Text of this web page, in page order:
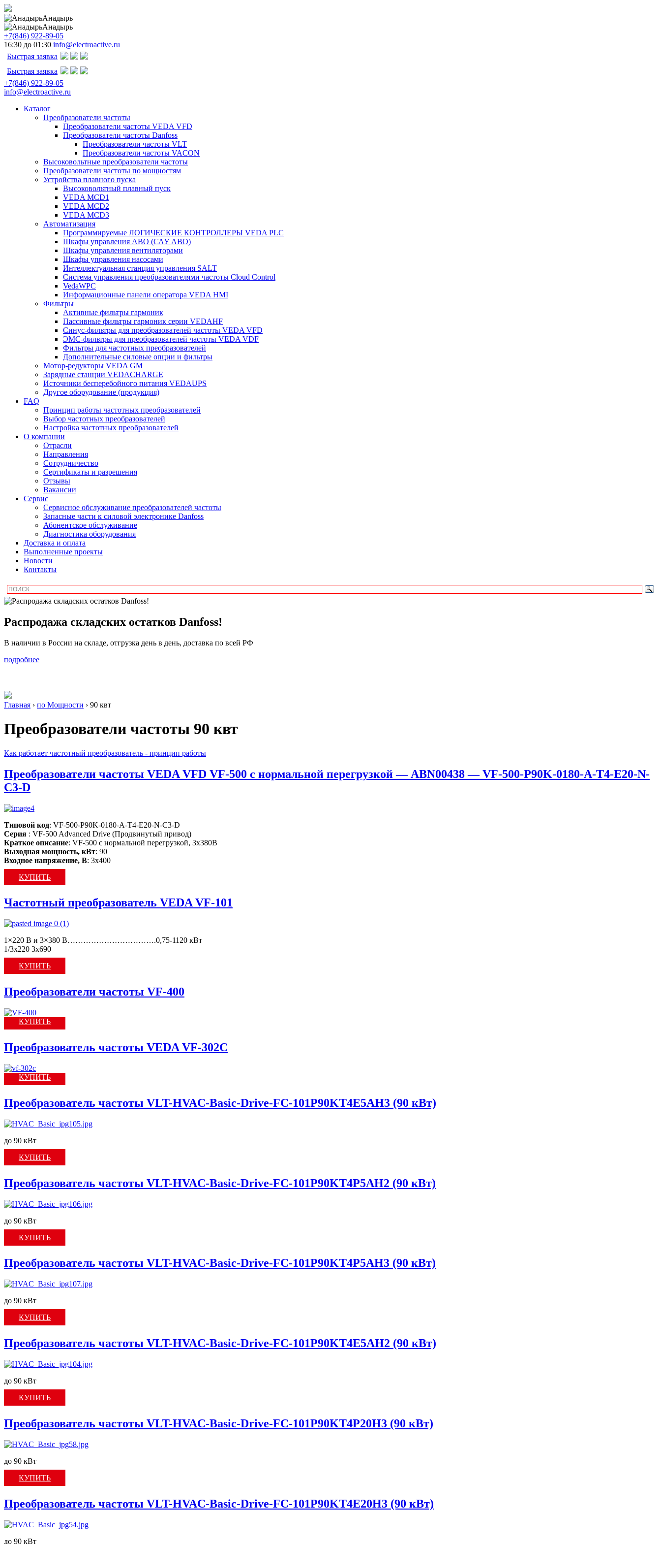
Анадырь
Анадырь
+7(846) 922-89-05
16:30 до 01:30 info@electroactive.ru
Быстрая заявка
Быстрая заявка
+7(846) 922-89-05
info@electroactive.ru
Каталог
Преобразователи частоты
Преобразователи частоты VEDA VFD
Преобразователи частоты Danfoss
Преобразователи частоты VLT
Преобразователи частоты VACON
Высоковольтные преобразователи частоты
Преобразователи частоты по мощностям
Устройства плавного пуска
Высоковольтный плавный пуск
VEDA MCD1
VEDA MCD2
VEDA MCD3
Автоматизация
Программируемые ЛОГИЧЕСКИЕ КОНТРОЛЛЕРЫ VEDA PLC
Шкафы управления АВО (САУ АВО)
Шкафы управления вентиляторами
Шкафы управления насосами
Интеллектуальная станция управления SALT
Система управления преобразователями частоты Cloud Control
VedaWPC
Информационные панели оператора VEDA HMI
Фильтры
Активные фильтры гармоник
Пассивные фильтры гармоник серии VEDAHF
Синус-фильтры для преобразователей частоты VEDA VFD
ЭМС-фильтры для преобразователей частоты VEDA VDF
Фильтры для частотных преобразователей
Дополнительные силовые опции и фильтры
Мотор-редукторы VEDA GM
Зарядные станции VEDACHARGE
Источники бесперебойного питания VEDAUPS
Другое оборудование (продукция)
FAQ
Принцип работы частотных преобразователей
Выбор частотных преобразователей
Настройка частотных преобразователей
О компании
Отрасли
Направления
Сотрудничество
Сертификаты и разрешения
Отзывы
Вакансии
Сервис
Сервисное обслуживание преобразователей частоты
Запасные части к силовой электронике Danfoss
Абонентское обслуживание
Диагностика оборудования
Доставка и оплата
Выполненные проекты
Новости
Контакты
Распродажа складских остатков Danfoss!
В наличии в России на складе, отгрузка день в день, доставка по всей РФ
подробнее
Главная › по Мощности › 90 квт
Преобразователи частоты 90 квт
Как работает частотный преобразователь - принцип работы
Преобразователи частоты VEDA VFD VF-500 с нормальной перегрузкой — ABN00438 — VF-500-P90K-0180-A-T4-E20-N-
C3-D
Типовой код: VF-500-P90K-0180-A-T4-E20-N-C3-D
Серия : VF-500 Advanced Drive (Продвинутый привод)
Краткое описание: VF-500 c нормальной перегрузкой, 3х380В
Выходная мощность, кВт: 90
Входное напряжение, В: 3х400
КУПИТЬ
Частотный преобразователь VEDA VF-101
1×220 В и 3×380 В…………………………….0,75-1120 кВт
1/3x220 3х690
КУПИТЬ
Преобразователи частоты VF-400
КУПИТЬ
Преобразователь частоты VEDA VF-302C
КУПИТЬ
Преобразователь частоты VLT-HVAC-Basic-Drive-FC-101P90KT4E5AH3 (90 кВт)
до 90 кВт
КУПИТЬ
Преобразователь частоты VLT-HVAC-Basic-Drive-FC-101P90KT4P5AH2 (90 кВт)
до 90 кВт
КУПИТЬ
Преобразователь частоты VLT-HVAC-Basic-Drive-FC-101P90KT4P5AH3 (90 кВт)
до 90 кВт
КУПИТЬ
Преобразователь частоты VLT-HVAC-Basic-Drive-FC-101P90KT4E5AH2 (90 кВт)
до 90 кВт
КУПИТЬ
Преобразователь частоты VLT-HVAC-Basic-Drive-FC-101P90KT4P20H3 (90 кВт)
до 90 кВт
КУПИТЬ
Преобразователь частоты VLT-HVAC-Basic-Drive-FC-101P90KT4E20H3 (90 кВт)
до 90 кВт